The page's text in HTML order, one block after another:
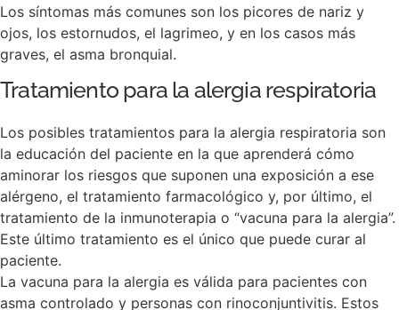
Los síntomas más comunes son los picores de nariz y
ojos, los estornudos, el lagrimeo, y en los casos más
graves, el asma bronquial.
Tratamiento para la alergia respiratoria
Los posibles tratamientos para la alergia respiratoria son
la educación del paciente en la que aprenderá cómo
aminorar los riesgos que suponen una exposición a ese
alérgeno, el tratamiento farmacológico y, por último, el
tratamiento de la inmunoterapia o “vacuna para la alergia”.
Este último tratamiento es el único que puede curar al
paciente.
La vacuna para la alergia es válida para pacientes con
asma controlado y personas con rinoconjuntivitis. Estos